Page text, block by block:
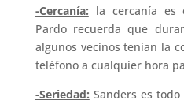
-Cercanía: la cercanía es
Pardo recuerda que
algunos vecinos tenían la
teléfono a cualquier hora
-Seriedad: Sanders es